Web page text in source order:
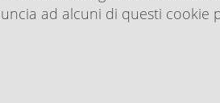
ad alcuni di questi